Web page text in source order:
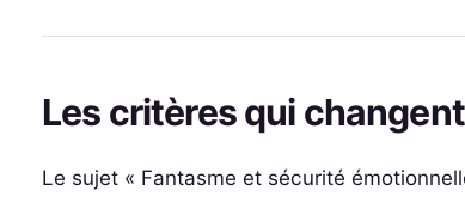
Les critères qui
Le sujet « Fantasme et sécurité